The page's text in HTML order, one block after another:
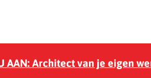
AAN: Architect van je eigen